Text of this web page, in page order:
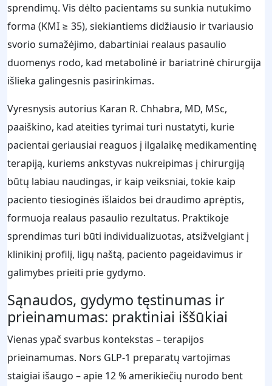
sprendimų. Vis dėlto pacientams su sunkia nutukimo
forma (KMI ≥ 35), siekiantiems didžiausio ir tvariausio
svorio sumažėjimo, dabartiniai realaus pasaulio
duomenys rodo, kad metabolinė ir bariatrinė chirurgija
išlieka galingesnis pasirinkimas.
Vyresnysis autorius Karan R. Chhabra, MD, MSc,
paaiškino, kad ateities tyrimai turi nustatyti, kurie
pacientai geriausiai reaguos į ilgalaikę medikamentinę
terapiją, kuriems ankstyvas nukreipimas į chirurgiją
būtų labiau naudingas, ir kaip veiksniai, tokie kaip
paciento tiesioginės išlaidos bei draudimo aprėptis,
formuoja realaus pasaulio rezultatus. Praktikoje
sprendimas turi būti individualizuotas, atsižvelgiant į
klinikinį profilį, ligų naštą, paciento pageidavimus ir
galimybes prieiti prie gydymo.
Sąnaudos, gydymo tęstinumas ir
prieinamumas: praktiniai iššūkiai
Vienas ypač svarbus kontekstas – terapijos
prieinamumas. Nors GLP‑1 preparatų vartojimas
staigiai išaugo – apie 12 % amerikiečių nurodo bent